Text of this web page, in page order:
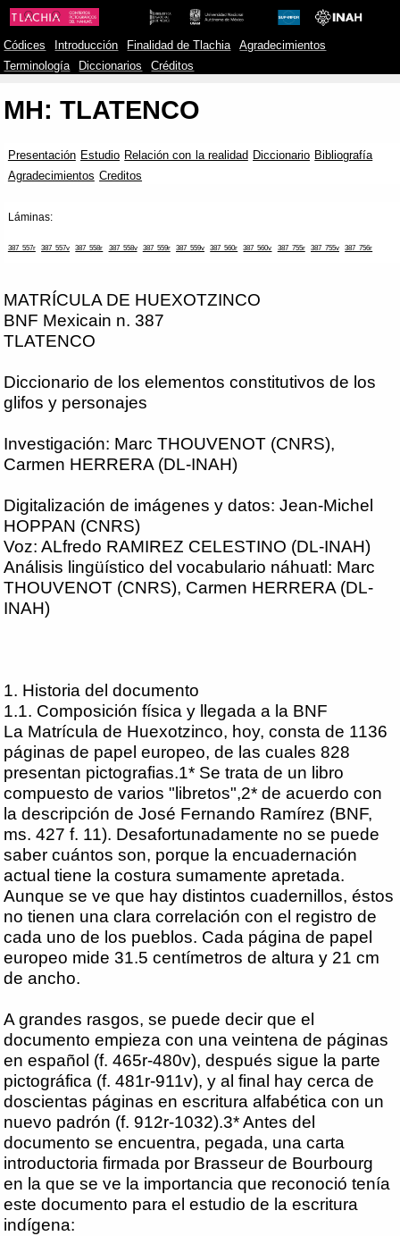
Códices Introducción Finalidad de Tlachia
Agradecimientos
Terminología
Diccionarios Créditos
MH: TLATENCO
Presentación Estudio Relación con la realidad Diccionario Bibliografía
Agradecimientos Creditos
Láminas:
387_557r 387_557v 387_558r 387_558v 387_559r 387_559v 387_560r 387_560v 387_755r 387_755v 387_756r
MATRÍCULA DE HUEXOTZINCO
BNF Mexicain n. 387
TLATENCO
Diccionario de los elementos constitutivos de los
glifos y personajes
Investigación: Marc THOUVENOT (CNRS),
Carmen HERRERA (DL-INAH)
Digitalización de imágenes y datos: Jean-Michel
HOPPAN (CNRS)
Voz: ALfredo RAMIREZ CELESTINO (DL-INAH)
Análisis lingüístico del vocabulario náhuatl: Marc
THOUVENOT (CNRS), Carmen HERRERA (DL-
INAH)
1. Historia del documento
1.1. Composición física y llegada a la BNF
La Matrícula de Huexotzinco, hoy, consta de 1136
páginas de papel europeo, de las cuales 828
presentan pictografias.1* Se trata de un libro
compuesto de varios "libretos",2* de acuerdo con
la descripción de José Fernando Ramírez (BNF,
ms. 427 f. 11). Desafortunadamente no se puede
saber cuántos son, porque la encuadernación
actual tiene la costura sumamente apretada.
Aunque se ve que hay distintos cuadernillos, éstos
no tienen una clara correlación con el registro de
cada uno de los pueblos. Cada página de papel
europeo mide 31.5 centímetros de altura y 21 cm
de ancho.
A grandes rasgos, se puede decir que el
documento empieza con una veintena de páginas
en español (f. 465r-480v), después sigue la parte
pictográfica (f. 481r-911v), y al final hay cerca de
doscientas páginas en escritura alfabética con un
nuevo padrón (f. 912r-1032).3* Antes del
documento se encuentra, pegada, una carta
introductoria firmada por Brasseur de Bourbourg
en la que se ve la importancia que reconoció tenía
este documento para el estudio de la escritura
indígena: